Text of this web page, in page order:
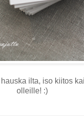
ilta, iso kiitos
olleille! :)